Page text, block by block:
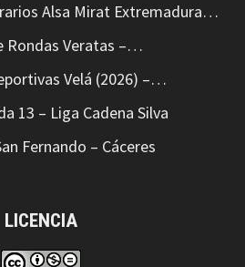
Alsa Mirat Extremadura…
Rondas Veratas –…
Velá (2026) –…
13 – Liga Cadena Silva
Fernando – Cáceres
LICENCIA